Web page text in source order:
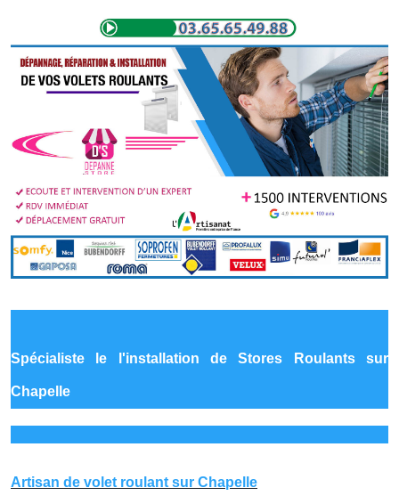
Spécialiste le l'installation de Stores Roulants sur
Chapelle
Artisan de volet roulant sur Chapelle